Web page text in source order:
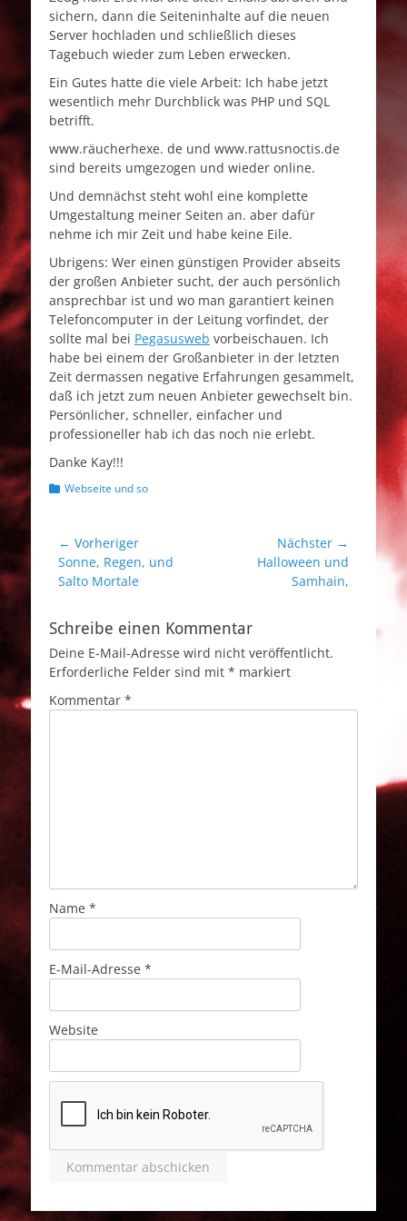
sichern, dann die Seiteninhalte auf die neuen
Server hochladen und schließlich dieses
Tagebuch wieder zum Leben erwecken.
Ein Gutes hatte die viele Arbeit: Ich habe jetzt
wesentlich mehr Durchblick was PHP und SQL
betrifft.
www.räucherhexe. de und www.rattusnoctis.de
sind bereits umgezogen und wieder online.
Und demnächst steht wohl eine komplette
Umgestaltung meiner Seiten an. aber dafür
nehme ich mir Zeit und habe keine Eile.
Ubrigens: Wer einen günstigen Provider abseits
der großen Anbieter sucht, der auch persönlich
ansprechbar ist und wo man garantiert keinen
Telefoncomputer in der Leitung vorfindet, der
sollte mal bei Pegasusweb vorbeischauen. Ich
habe bei einem der Großanbieter in der letzten
Zeit dermassen negative Erfahrungen gesammelt,
daß ich jetzt zum neuen Anbieter gewechselt bin.
Persönlicher, schneller, einfacher und
professioneller hab ich das noch nie erlebt.
Danke Kay!!!
Kategorien
Webseite und so
Beitragsnavigation
← Vorheriger
Vorheriger
Beitrag:
Sonne, Regen, und
Salto Mortale
Nächster →
Halloween und
Samhain,
Schreibe einen Kommentar
Deine E-Mail-Adresse wird nicht veröffentlicht.
Erforderliche Felder sind mit * markiert
Kommentar *
Name *
E-Mail-Adresse *
Website